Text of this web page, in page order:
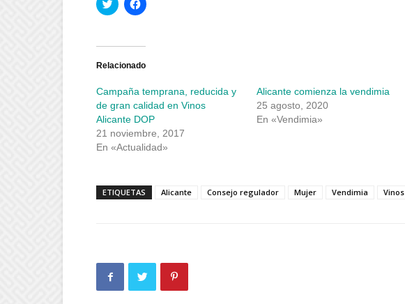
clic
Twitter
abre
ventana
nueva)
clic
Facebook
abre
ventana
nueva)
Relacionado
Campaña temprana, reducida y
de gran calidad en Vinos
Alicante DOP
21 noviembre, 2017
En «Actualidad»
Alicante comienza la vendimia
25 agosto, 2020
En «Vendimia»
ETIQUETAS Alicante Consejo regulador Mujer Vendimia Vinos